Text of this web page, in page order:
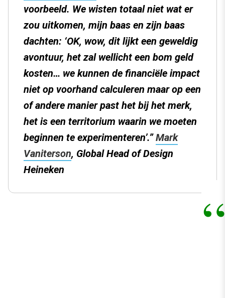
voorbeeld. We wisten totaal niet wat er
zou uitkomen, mijn baas en zijn baas
dachten: ‘OK, wow, dit lijkt een geweldig
avontuur, het zal wellicht een bom geld
kosten… we kunnen de financiële impact
niet op voorhand calculeren maar op een
of andere manier past het bij het merk,
het is een territorium waarin we moeten
beginnen te experimenteren’.”Mark
Vaniterson, Global Head of Design
Heineken